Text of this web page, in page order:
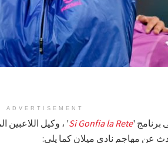
ADVERTISEMENT
برنامج 'Si Gonfia la Rete' ، وكيل
عن مهاجم نادي ميلان كما يلي: